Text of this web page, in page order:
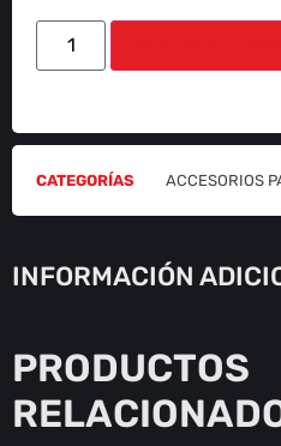
CATEGORÍAS ACCESORIOS
INFORMACIÓN
PRODUCTOS